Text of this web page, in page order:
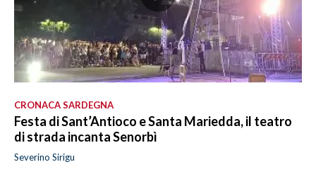
CRONACA SARDEGNA
Festa di Sant’Antioco e Santa Mariedda, il teatro
di strada incanta Senorbì
Severino Sirigu